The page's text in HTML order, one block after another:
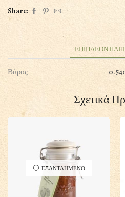
VONGOLE
RUSTICHELLA
ποσότητα
Share:
ΕΠΙΠΛΕΟΝ
Βάρος
Σχετικά
ΕΞΑΝΤΛΗΜΕΝΟ